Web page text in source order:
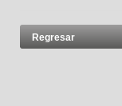
Regresar